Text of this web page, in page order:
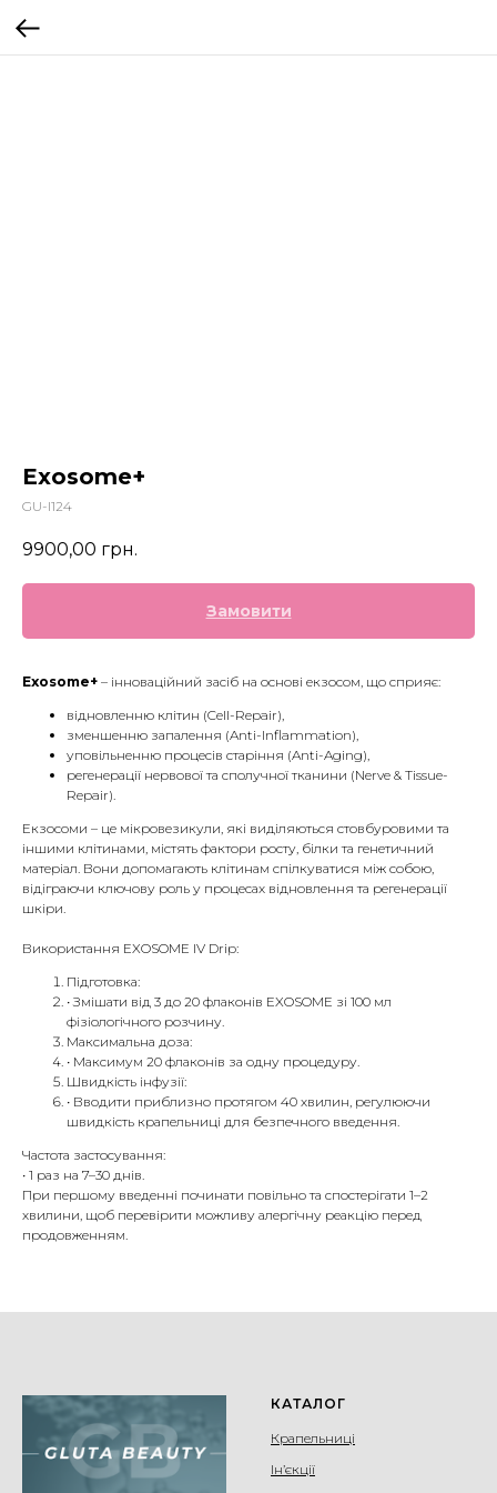
Exosome+
GU-I124
9900,00 грн.
Замовити
Exosome+ – інноваційний засіб на основі екзосом, що сприяє:
відновленню клітин (Cell-Repair),
зменшенню запалення (Anti-Inflammation),
уповільненню процесів старіння (Anti-Aging),
регенерації нервової та сполучної тканини (Nerve & Tissue-
Repair).
Екзосоми – це мікровезикули, які виділяються стовбуровими та
іншими клітинами, містять фактори росту, білки та генетичний
матеріал. Вони допомагають клітинам спілкуватися між собою,
відіграючи ключову роль у процесах відновлення та регенерації
шкіри.
Використання EXOSOME IV Drip:
Підготовка:
• Змішати від 3 до 20 флаконів EXOSOME зі 100 мл
фізіологічного розчину.
Максимальна доза:
• Максимум 20 флаконів за одну процедуру.
Швидкість інфузії:
• Вводити приблизно протягом 40 хвилин, регулюючи
швидкість крапельниці для безпечного введення.
Частота застосування:
• 1 раз на 7–30 днів.
При першому введенні починати повільно та спостерігати 1–2
хвилини, щоб перевірити можливу алергічну реакцію перед
продовженням.
КАТАЛОГ
Крапельниці
Ін’єкції